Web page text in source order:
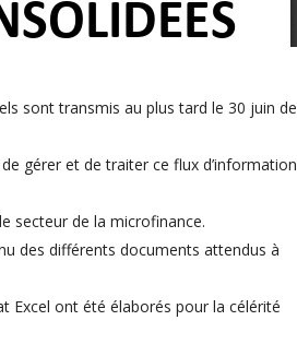
sont transmis au plus tard le 30 juin de
gérer et de traiter ce flux d’information
secteur de la microfinance.
des différents documents attendus à
Excel ont été élaborés pour la célérité